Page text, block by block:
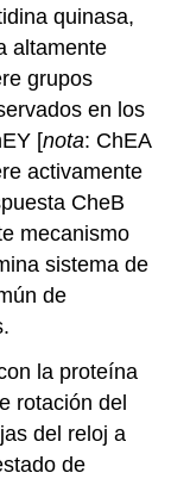
quinasa,
altamente
grupos
en los
[nota: ChEA
activamente
CheB
mecanismo
sistema de
de
la proteína
rotación del
del reloj a
de